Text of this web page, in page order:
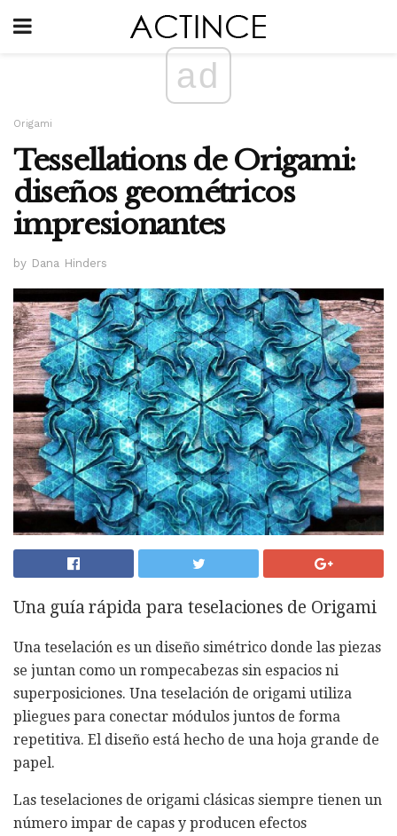
ad
Origami
Tessellations de Origami:
diseños geométricos
impresionantes
by Dana Hinders
Una guía rápida para teselaciones de Origami
Una teselación es un diseño simétrico donde las piezas
se juntan como un rompecabezas sin espacios ni
superposiciones. Una teselación de origami utiliza
pliegues para conectar módulos juntos de forma
repetitiva. El diseño está hecho de una hoja grande de
papel.
Las teselaciones de origami clásicas siempre tienen un
número impar de capas y producen efectos